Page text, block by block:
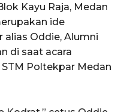
Kayu Raja, Medan
ide
alias Oddie, Alumni
di saat acara
Poltekpar Medan